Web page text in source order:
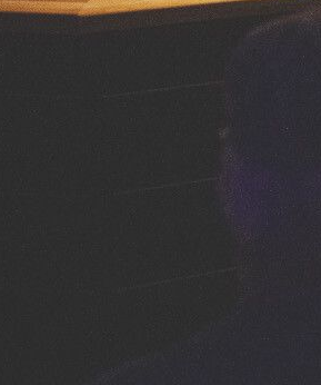
– Matinée von Emil Borgeest und Leo
Lesung von und mit Emil
Marathonlesung mit